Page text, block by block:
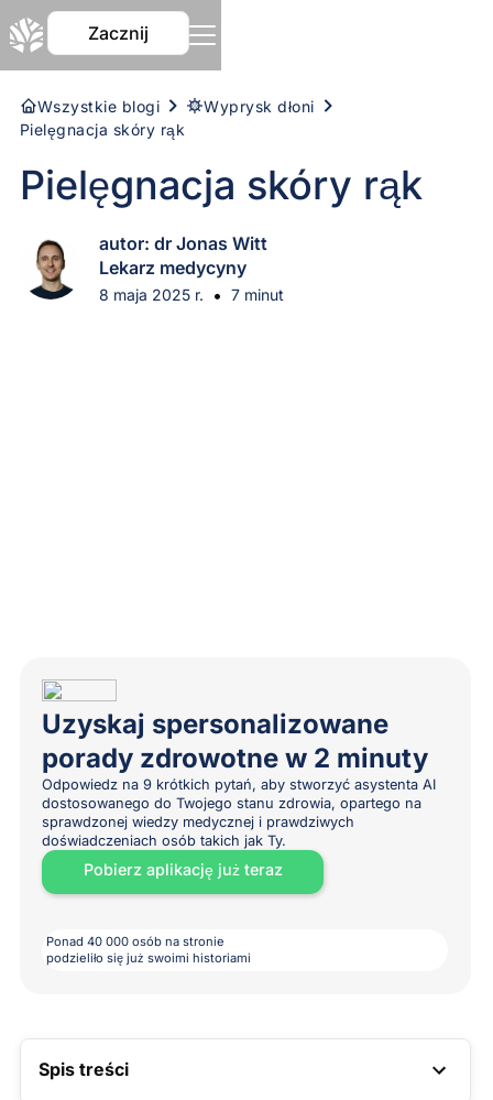
Zacznij
Wszystkie blogi
Wyprysk dłoni
Pielęgnacja skóry rąk
Pielęgnacja skóry rąk
autor: dr Jonas Witt
Lekarz medycyny
8 maja 2025 r. • 7 minut
Uzyskaj spersonalizowane
porady zdrowotne w 2 minuty
Odpowiedz na 9 krótkich pytań, aby stworzyć asystenta AI
dostosowanego do Twojego stanu zdrowia, opartego na
sprawdzonej wiedzy medycznej i prawdziwych
doświadczeniach osób takich jak Ty.
Pobierz aplikację już teraz
Ponad 40 000 osób na stronie
podzieliło się już swoimi historiami
Spis treści